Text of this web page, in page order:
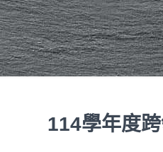
114學年度